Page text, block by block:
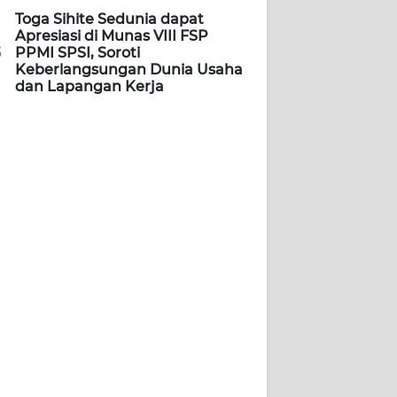
Toga Sihite Sedunia dapat
Apresiasi di Munas VIII FSP
PPMI SPSI, Soroti
Keberlangsungan Dunia Usaha
dan Lapangan Kerja